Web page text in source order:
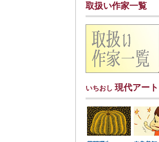
取扱い作家一覧
いちおし 現代アート